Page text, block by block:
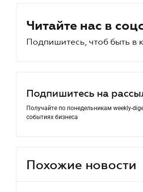
Читайте нас в
Подпишитесь, чтоб быть в
Подпишитесь на
Получайте по понедельникам weekly-
событиях бизнеса
Похожие новости